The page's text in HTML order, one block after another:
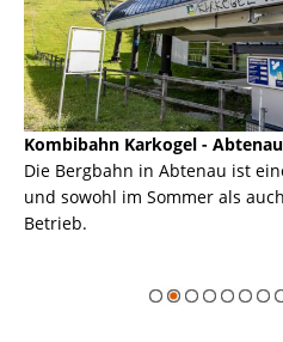
Kombibahn Karkogel -
Die Bergbahn in Abtenau ist
und sowohl im Sommer als
Betrieb.